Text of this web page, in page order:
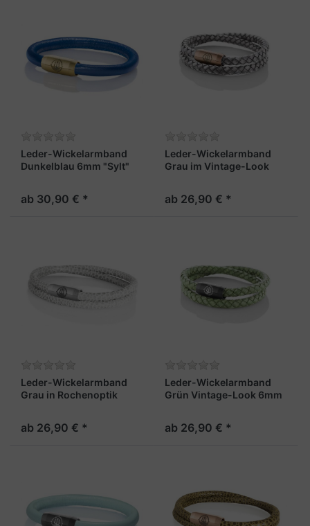
Leder-Wickelarmband
Dunkelblau 6mm "Sylt"
ab 30,90 € *
Leder-Wickelarmband
Grau im Vintage-Look
ab 26,90 € *
Leder-Wickelarmband
Grau in Rochenoptik
ab 26,90 € *
Leder-Wickelarmband
Grün Vintage-Look 6mm
ab 26,90 € *